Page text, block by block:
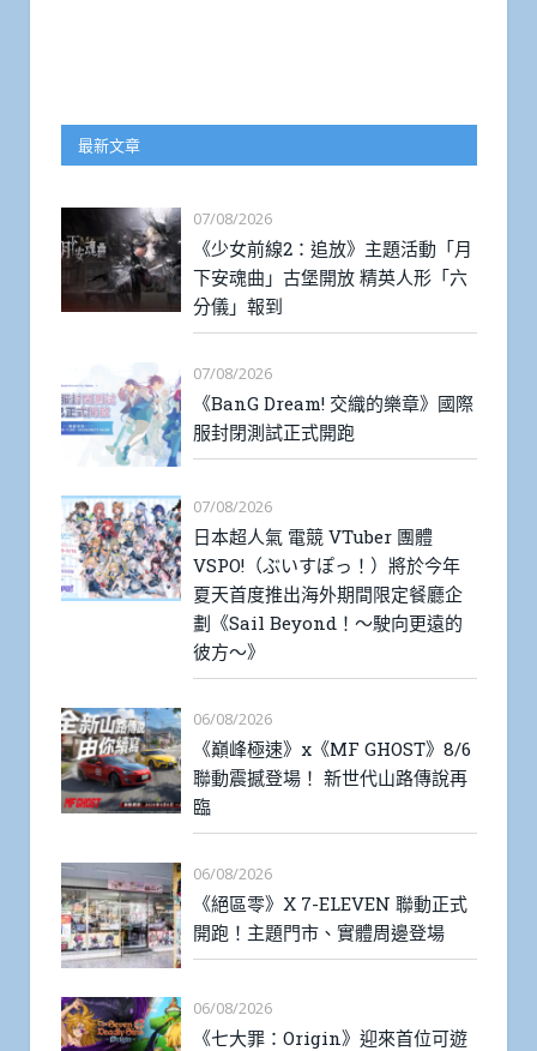
最新文章
07/08/2026
《少女前線2：追放》主題活動「月
下安魂曲」古堡開放 精英人形「六
分儀」報到
07/08/2026
《BanG Dream! 交織的樂章》國際
服封閉測試正式開跑
07/08/2026
日本超人氣 電競 VTuber 團體
VSPO!（ぶいすぽっ！）將於今年
夏天首度推出海外期間限定餐廳企
劃《Sail Beyond！～駛向更遠的
彼方～》
06/08/2026
《巔峰極速》x《MF GHOST》8/6
聯動震撼登場！ 新世代山路傳說再
臨
06/08/2026
《絕區零》X 7-ELEVEN 聯動正式
開跑！主題門市、實體周邊登場
06/08/2026
《七大罪：Origin》迎來首位可遊